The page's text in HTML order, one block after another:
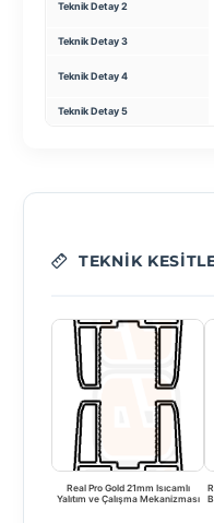
Teknik Detay 2
Teknik Detay 3
Teknik Detay 4
Teknik Detay 5
TEKNIK
Real Pro Gold 21mm Isıcamlı
Yalıtım ve Çalışma Mekanizması